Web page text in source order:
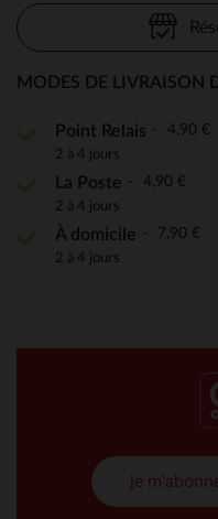
MODES DE LIVRAISON
Point Relais 4,90 €
2 à 4 jours
La Poste 4,90 €
2 à 4 jours
À domicile 7,90 €
2 à 4 jours
je